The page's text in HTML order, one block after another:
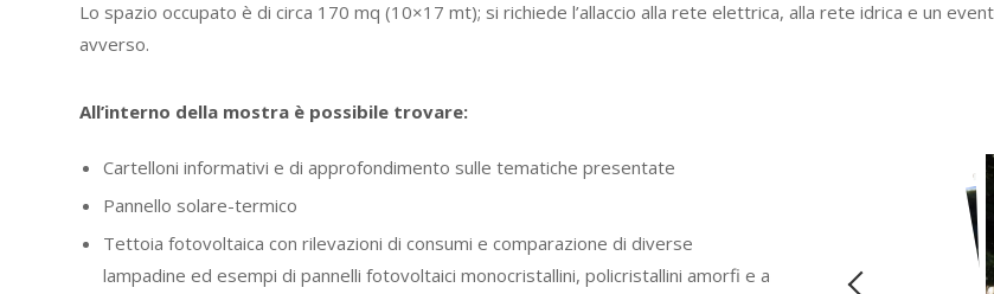
Lo spazio occupato è di circa 170 mq (10×17 mt); si richiede l’allaccio alla rete elettrica, alla rete idrica e un
avverso.
All’interno della mostra è possibile trovare:
Cartelloni informativi e di approfondimento sulle tematiche presentate
Pannello solare-termico
Tettoia fotovoltaica con rilevazioni di consumi e comparazione di diverse
lampadine ed esempi di pannelli fotovoltaici monocristallini, policristallini amorfi e a